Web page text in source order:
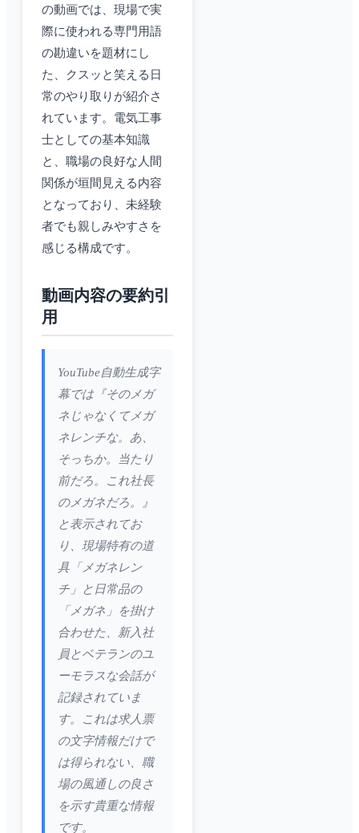
の動画では、現場で実
際に使われる専門用語
の勘違いを題材にし
た、クスッと笑える日
常のやり取りが紹介さ
れています。電気工事
士としての基本知識
と、職場の良好な人間
関係が垣間見える内容
となっており、未経験
者でも親しみやすさを
感じる構成です。
動画内容の要約引
用
YouTube自動生成字
幕では『そのメガ
ネじゃなくてメガ
ネレンチな。あ、
そっちか。当たり
前だろ。これ社長
のメガネだろ。』
と表示されてお
り、現場特有の道
具「メガネレン
チ」と日常品の
「メガネ」を掛け
合わせた、新入社
員とベテランのユ
ーモラスな会話が
記録されていま
す。これは求人票
の文字情報だけで
は得られない、職
場の風通しの良さ
を示す貴重な情報
です。